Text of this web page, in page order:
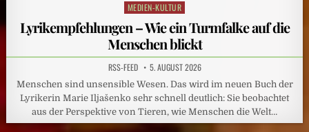
Posted
MEDIEN-KULTUR
Lyrikempfehlungen – Wie ein Turmfalke auf die
Menschen blickt
RSS-FEED 5. AUGUST 2026
Menschen sind unsensible Wesen. Das wird im neuen Buch der
Lyrikerin Marie Iljašenko sehr schnell deutlich: Sie beobachtet
aus der Perspektive von Tieren, wie Menschen die Welt…